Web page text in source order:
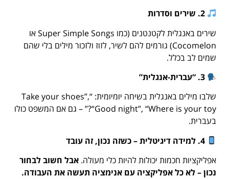
2.
שירים וסדרות
שירים באנגלית לקטנטנים (כמו Super Simple Songs או
Cocomelon) גורמים להם לשיר, לזוז ולזכור מילים בלי שהם
שמים לב בכלל.
3. “
עברית-אנגלית”
שלבו מילים באנגלית בשיחה יומיומית: “Take your shoes”,
“Good night”, “Where is your toy?” – גם אם המשפט כולו
בעברית.
4.
למידה דיגיטלית – כשזה נכון, זה עובד
אפליקציות חכמות יכולות להיות כלי מעולה. אבל חשוב לבחור
נכון – לא כל אפליקציה עם אנימציה תעשה את העבודה.